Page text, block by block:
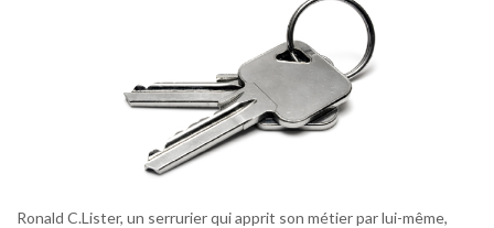
Ronald C.Lister, un serrurier qui apprit son métier par lui-même,